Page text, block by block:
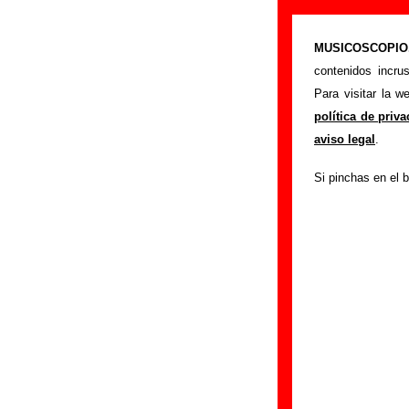
contenidos
Para visitar la
política de
aviso legal .
Si pinchas en el
The Pribata
Portada >The
Si tienes
siguiente
colaboración.
Nombre: